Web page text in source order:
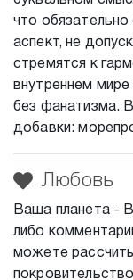
что
аспект, не
стремятся к
внутреннем
без фанатизма.
добавки:
Любовь
Ваша планета -
либо
можете